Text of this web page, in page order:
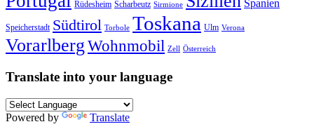
Rüdesheim Scharbeutz Sirmione Spanien
Speicherstadt Südtirol Torbole Toskana Ulm Verona
VorarlbergWohnmobil Zell Österreich
Translate into your language
Powered by Translate